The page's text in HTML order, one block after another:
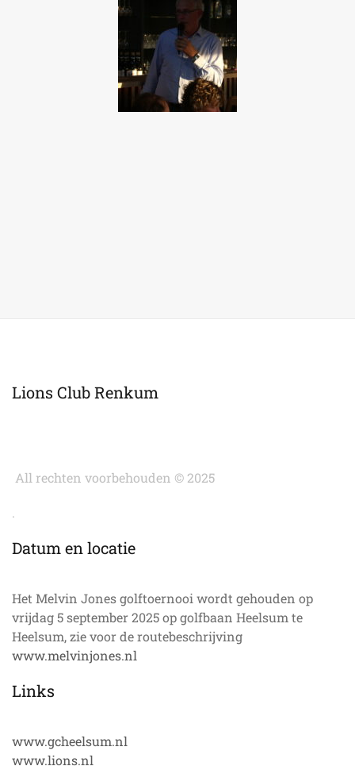
Lions Club Renkum
All rechten voorbehouden © 2025
.
Datum en locatie
Het Melvin Jones golftoernooi wordt gehouden op
vrijdag 5 september 2025 op golfbaan Heelsum te
Heelsum, zie voor de routebeschrijving
www.melvinjones.nl
Links
www.gcheelsum.nl
www.lions.nl